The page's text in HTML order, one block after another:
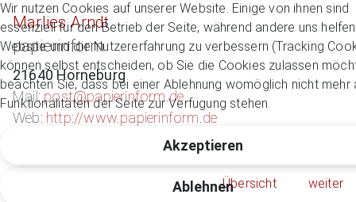
Marlies Arndt
papierinform
21640 Horneburg
Mail: post@papierinform.de
Web: http://www.papierinform.de
Übersicht weiter
Wir nutzen Cookies auf unserer Website. Einige von ihnen sind
essenziell für den Betrieb der Seite, während andere uns
Website und die Nutzererfahrung zu verbessern (Tracking
können selbst entscheiden, ob Sie die Cookies zulassen
beachten Sie, dass bei einer Ablehnung womöglich nicht mehr
Funktionalitäten der Seite zur Verfügung stehen.
Akzeptieren
Ablehnen